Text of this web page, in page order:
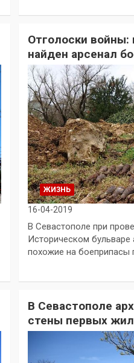
Отголоски войны:
найден арсенал
ЖИЗНЬ
16-04-2019
В Севастополе при
Историческом
похожие на
В Севастополе
стены первых